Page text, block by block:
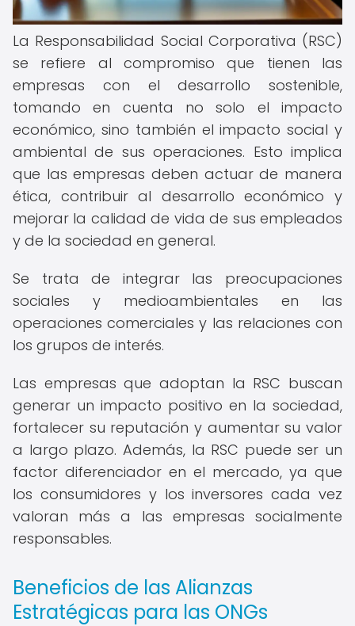
La Responsabilidad Social Corporativa (RSC)
se refiere al compromiso que tienen las
empresas con el desarrollo sostenible,
tomando en cuenta no solo el impacto
económico, sino también el impacto social y
ambiental de sus operaciones. Esto implica
que las empresas deben actuar de manera
ética, contribuir al desarrollo económico y
mejorar la calidad de vida de sus empleados
y de la sociedad en general.
Se trata de integrar las preocupaciones
sociales y medioambientales en las
operaciones comerciales y las relaciones con
los grupos de interés.
Las empresas que adoptan la RSC buscan
generar un impacto positivo en la sociedad,
fortalecer su reputación y aumentar su valor
a largo plazo. Además, la RSC puede ser un
factor diferenciador en el mercado, ya que
los consumidores y los inversores cada vez
valoran más a las empresas socialmente
responsables.
Beneficios de las Alianzas
Estratégicas para las ONGs